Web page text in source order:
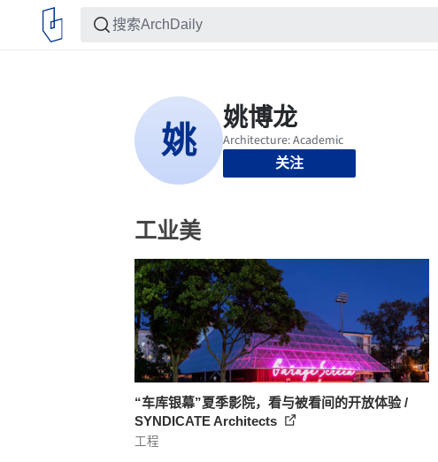
关注
工业美
“车库银幕”夏季影院，看与被看间的开放体验 /
SYNDICATE Architects
工程